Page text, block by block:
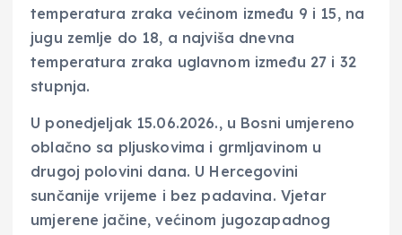
temperatura zraka većinom između 9 i 15, na
jugu zemlje do 18, a najviša dnevna
temperatura zraka uglavnom između 27 i 32
stupnja.
U ponedjeljak 15.06.2026., u Bosni umjereno
oblačno sa pljuskovima i grmljavinom u
drugoj polovini dana. U Hercegovini
sunčanije vrijeme i bez padavina. Vjetar
umjerene jačine, većinom jugozapadnog